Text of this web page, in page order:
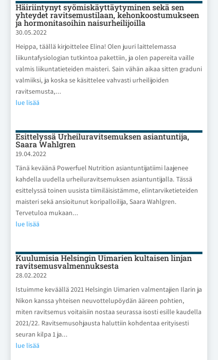
Häiriintynyt syömiskäyttäytyminen sekä sen
yhteydet ravitsemustilaan, kehonkoostumukseen
ja hormonitasoihin naisurheilijoilla
30.05.2022
Heippa, täällä kirjoittelee Elina! Olen juuri laittelemassa
liikuntafysiologian tutkintoa pakettiin, ja olen papereita vaille
valmis liikuntatieteiden maisteri. Sain vähän aikaa sitten graduni
valmiiksi, ja koska se käsittelee vahvasti urheilijoiden
ravitsemusta,...
lue lisää
Esittelyssä Urheiluravitsemuksen asiantuntija,
Saara Wahlgren
19.04.2022
Tänä keväänä Powerfuel Nutrition asiantuntijatiimi laajenee
kahdella uudella urheiluravitsemuksen asiantuntijalla. Tässä
esittelyssä toinen uusista tiimiläisistämme, elintarviketieteiden
maisteri sekä ansioitunut koripalloilija, Saara Wahlgren.
Tervetuloa mukaan...
lue lisää
Kuulumisia Helsingin Uimarien kultaisen linjan
ravitsemusvalmennuksesta
28.02.2022
Istuimme keväällä 2021 Helsingin Uimarien valmentajien Ilarin ja
Nikon kanssa yhteisen neuvottelupöydän ääreen pohtien,
miten ravitsemus voitaisiin nostaa seurassa isosti esille kaudella
2021/22. Ravitsemusohjausta haluttiin kohdentaa erityisesti
seuran kilpa 1 ja...
lue lisää